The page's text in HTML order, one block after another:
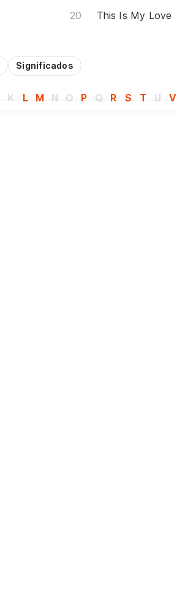
This Is My Love
Significados
K L M N O P Q R S T U V